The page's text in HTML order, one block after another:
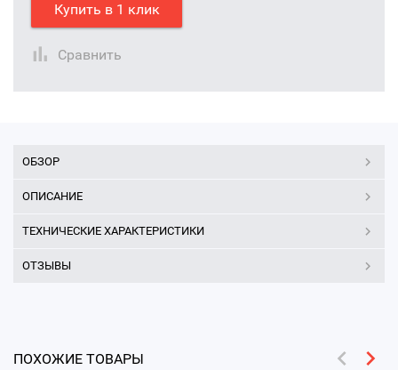
Купить в 1 клик
Сравнить
ОБЗОР
ОПИСАНИЕ
ТЕХНИЧЕСКИЕ ХАРАКТЕРИСТИКИ
ОТЗЫВЫ
ПОХОЖИЕ ТОВАРЫ